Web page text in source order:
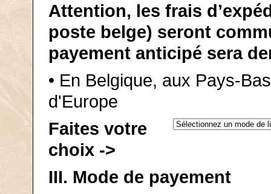
Attention, les frais
poste belge) seront
payement anticipé sera
• En Belgique, aux Pays-
d'Europe
Faites votre
choix ->
III. Mode de payement